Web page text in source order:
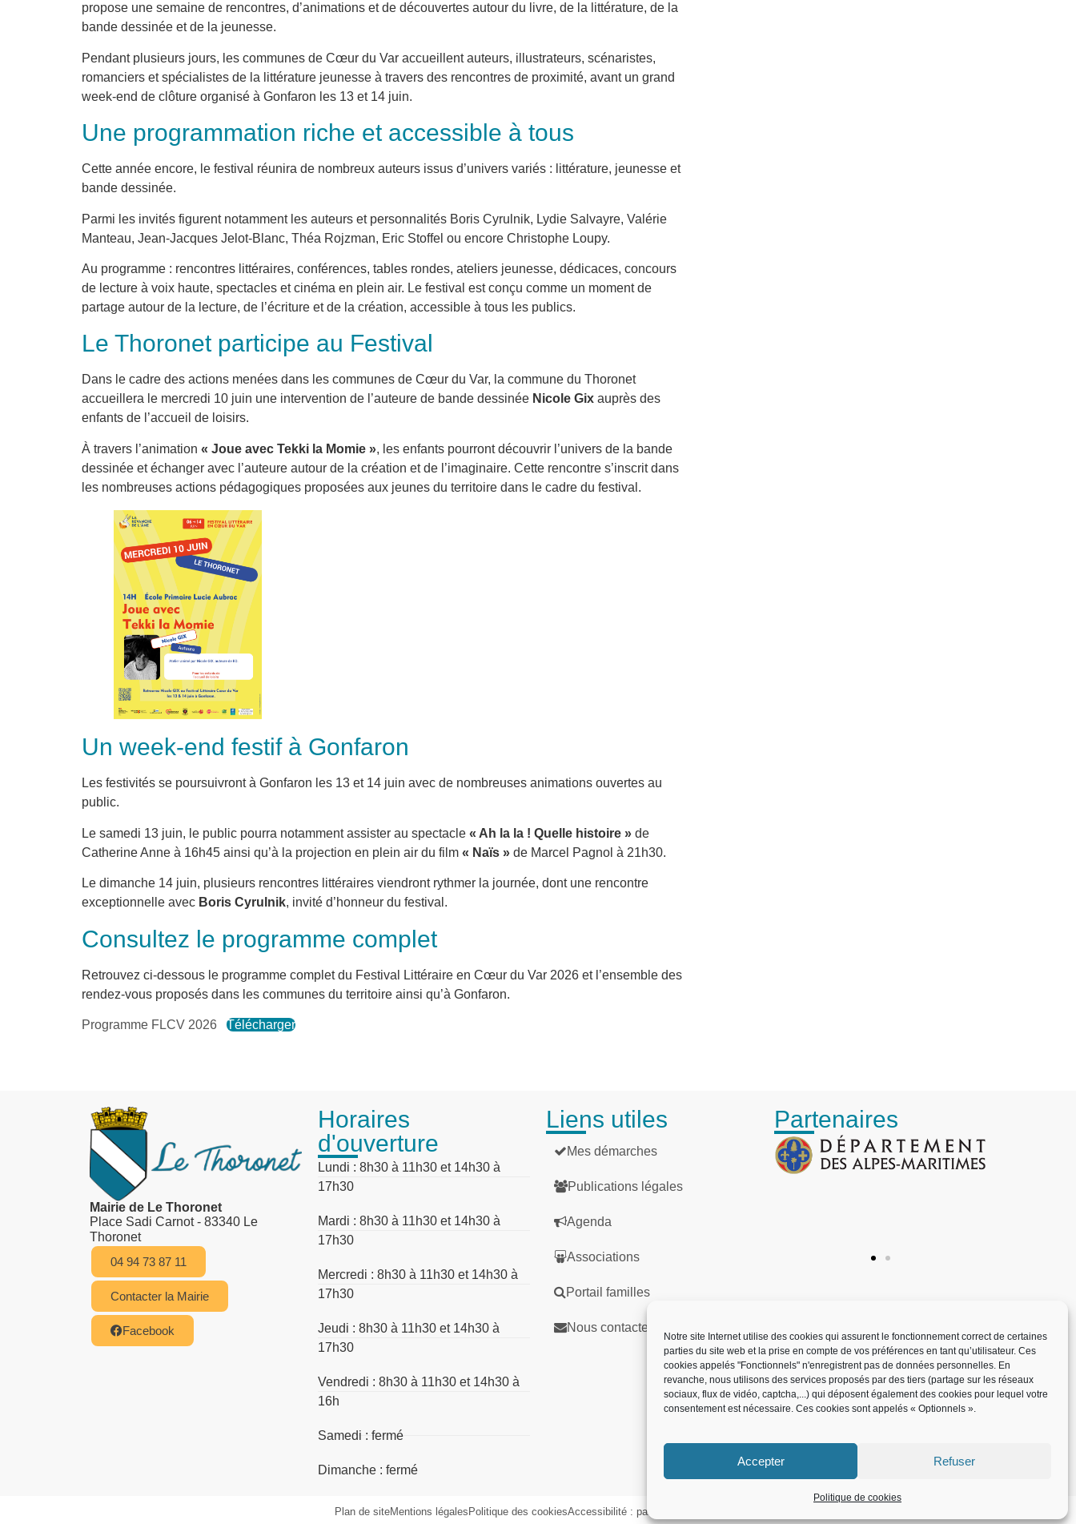
Notre site Internet utilise des cookies qui assurent le fonctionnement correct de certaines
parties du site web et la prise en compte de vos préférences en tant qu’utilisateur. Ces
cookies appelés "Fonctionnels" n'enregistrent pas de données personnelles. En
revanche, nous utilisons des services proposés par des tiers (partage sur les réseaux
sociaux, flux de vidéo, captcha,...) qui déposent également des cookies pour lequel votre
consentement est nécessaire. Ces cookies sont appelés « Optionnels ».
Accepter Refuser
Politique de cookies
propose une semaine de rencontres, d’animations et de découvertes autour du livre, de la littérature, de la
bande dessinée et de la jeunesse.
Pendant plusieurs jours, les communes de Cœur du Var accueillent auteurs, illustrateurs, scénaristes,
romanciers et spécialistes de la littérature jeunesse à travers des rencontres de proximité, avant un grand
week-end de clôture organisé à Gonfaron les 13 et 14 juin.
Une programmation riche et accessible à tous
Cette année encore, le festival réunira de nombreux auteurs issus d’univers variés : littérature, jeunesse et
bande dessinée.
Parmi les invités figurent notamment les auteurs et personnalités Boris Cyrulnik, Lydie Salvayre, Valérie
Manteau, Jean-Jacques Jelot-Blanc, Théa Rojzman, Eric Stoffel ou encore Christophe Loupy.
Au programme : rencontres littéraires, conférences, tables rondes, ateliers jeunesse, dédicaces, concours
de lecture à voix haute, spectacles et cinéma en plein air. Le festival est conçu comme un moment de
partage autour de la lecture, de l’écriture et de la création, accessible à tous les publics.
Le Thoronet participe au Festival
Dans le cadre des actions menées dans les communes de Cœur du Var, la commune du Thoronet
accueillera le mercredi 10 juin une intervention de l’auteure de bande dessinée Nicole Gix auprès des
enfants de l’accueil de loisirs.
À travers l’animation « Joue avec Tekki la Momie », les enfants pourront découvrir l’univers de la bande
dessinée et échanger avec l’auteure autour de la création et de l’imaginaire. Cette rencontre s’inscrit dans
les nombreuses actions pédagogiques proposées aux jeunes du territoire dans le cadre du festival.
Un week-end festif à Gonfaron
Les festivités se poursuivront à Gonfaron les 13 et 14 juin avec de nombreuses animations ouvertes au
public.
Le samedi 13 juin, le public pourra notamment assister au spectacle « Ah la la ! Quelle histoire » de
Catherine Anne à 16h45 ainsi qu’à la projection en plein air du film « Naïs » de Marcel Pagnol à 21h30.
Le dimanche 14 juin, plusieurs rencontres littéraires viendront rythmer la journée, dont une rencontre
exceptionnelle avec Boris Cyrulnik, invité d’honneur du festival.
Consultez le programme complet
Retrouvez ci-dessous le programme complet du Festival Littéraire en Cœur du Var 2026 et l’ensemble des
rendez-vous proposés dans les communes du territoire ainsi qu’à Gonfaron.
Programme FLCV 2026 Télécharger
Mairie de Le Thoronet
Place Sadi Carnot - 83340 Le
Thoronet
04 94 73 87 11
Contacter la Mairie
Facebook
Horaires
d'ouverture
Lundi : 8h30 à 11h30 et 14h30 à
17h30
Mardi : 8h30 à 11h30 et 14h30 à
17h30
Mercredi : 8h30 à 11h30 et 14h30 à
17h30
Jeudi : 8h30 à 11h30 et 14h30 à
17h30
Vendredi : 8h30 à 11h30 et 14h30 à
16h
Samedi : fermé
Dimanche : fermé
Liens utiles
Mes démarches
Publications légales
Agenda
Associations
Portail familles
Nous contacter
Partenaires
Plan de siteMentions légales Politique des cookiesAccessibilité : partiellement conforme